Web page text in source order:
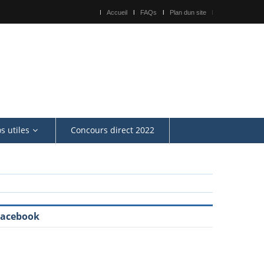
Accueil FAQs Plan dun site
utiles Concours direct 2022